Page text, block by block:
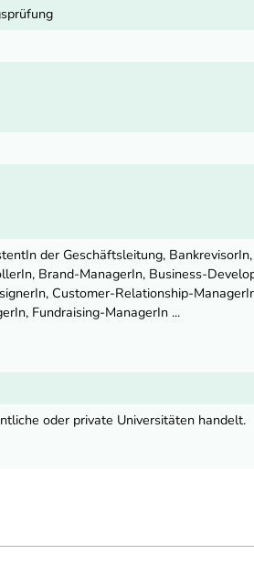
der Geschäftsleitung, BankrevisorIn,
Brand-ManagerIn, Business-
Customer-Relationship-
Fundraising-ManagerIn ...
oder private Universitäten handelt.